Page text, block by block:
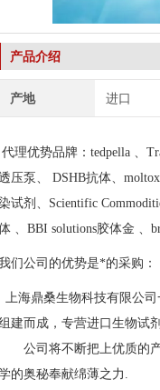
产品介绍
产地 进口
代理优势品牌：tedpella 、
压泵、 DSHB抗体、
试剂、Scientific
、BBI solutions胶体金 、
们公司的优势是*的采购：
上海鼎桑生物科技有限公
建而成，专营进口生物试
公司将不断把上优质的产
的奥秘奉献绵薄之力.